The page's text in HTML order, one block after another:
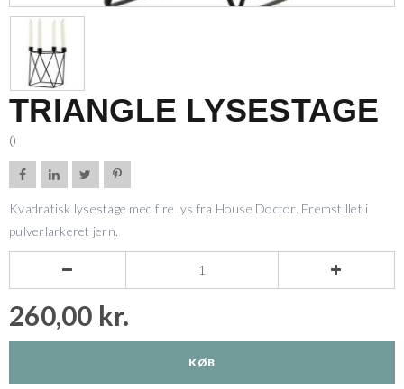
TRIANGLE LYSESTAGE
()
   
Kvadratisk lysestage med fire lys fra House Doctor. Fremstillet i
pulverlarkeret jern.
 
260,00 kr.
KØB